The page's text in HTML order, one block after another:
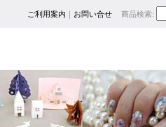
ご利用案内 ｜ お問い合せ 商品検索: